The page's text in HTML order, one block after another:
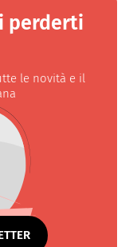
perderti
le novità e il